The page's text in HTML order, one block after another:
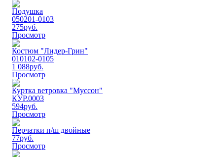
Подушка
050201-0103
275руб.
Просмотр
Костюм "Лидер-Грин"
010102-0105
1 088руб.
Просмотр
Куртка ветровка "Муссон"
КУР.0003
594руб.
Просмотр
Перчатки п/ш двойные
77руб.
Просмотр